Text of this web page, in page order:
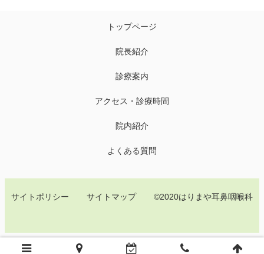
トップページ
院長紹介
診療案内
アクセス・診療時間
院内紹介
よくある質問
サイトポリシー サイトマップ ©2020はりまや耳鼻咽喉科